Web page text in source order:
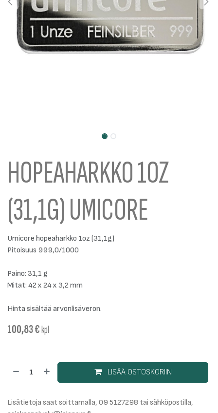
HOPEAHARKKO 1OZ
(31,1G) UMICORE
Umicore hopeaharkko 1oz (31,1g)
Pitoisuus 999,0/1000
Paino: 31,1 g
Mitat: 42 x 24 x 3,2 mm
Hinta sisältää arvonlisäveron.
100,83€kpl
LISÄÄ OSTOSKORIIN
Lisätietoja saat soittamalla, 09 5127298 tai sähköpostilla,